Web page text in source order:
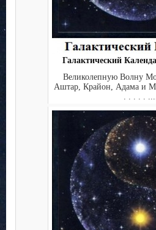
Галактический
Великолепную Волну
Аштар, Крайон, Адама и